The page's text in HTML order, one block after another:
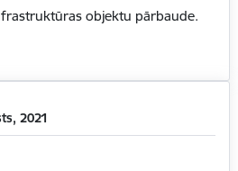
objektu pārbaude.
2021